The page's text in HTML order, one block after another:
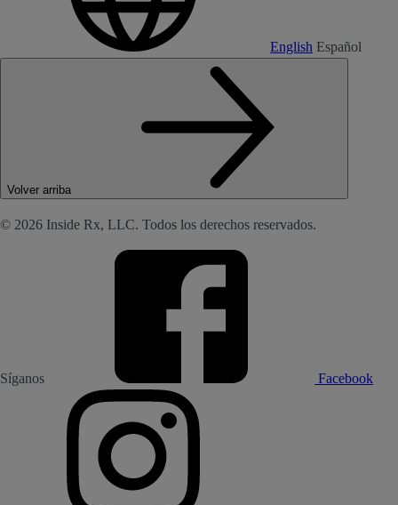
English Español
Volver arriba
© 2026 Inside Rx, LLC. Todos los derechos reservados.
Síganos Facebook